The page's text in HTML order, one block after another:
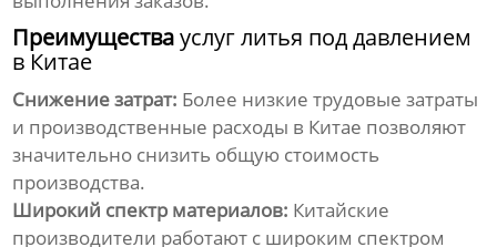
Преимуществауслуг литья под давлением
в Китае
Снижение затрат: Более низкие трудовые затраты
и производственные расходы в Китае позволяют
значительно снизить общую стоимость
производства.
Широкий спектр материалов: Китайские
производители работают с широким спектром